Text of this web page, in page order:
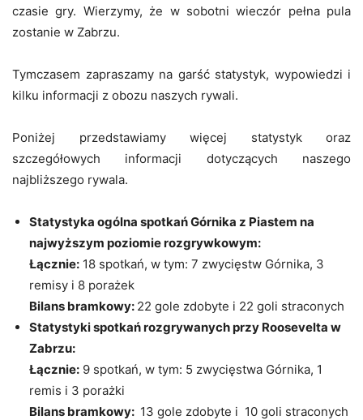
czasie gry. Wierzymy, że w sobotni wieczór pełna pula
zostanie w Zabrzu.
Tymczasem zapraszamy na garść statystyk, wypowiedzi i
kilku informacji z obozu naszych rywali.
Poniżej przedstawiamy więcej statystyk oraz
szczegółowych informacji dotyczących naszego
najbliższego rywala.
Statystyka ogólna spotkań Górnika z Piastem na
najwyższym poziomie rozgrywkowym:
Łącznie: 18 spotkań, w tym: 7 zwycięstw Górnika, 3
remisy i 8 porażek
Bilans bramkowy: 22 gole zdobyte i 22 goli straconych
Statystyki spotkań rozgrywanych przy Roosevelta w
Zabrzu:
Łącznie: 9 spotkań, w tym: 5 zwycięstwa Górnika, 1
remis i 3 porażki
Bilans bramkowy: 13 gole zdobyte i 10 goli straconych